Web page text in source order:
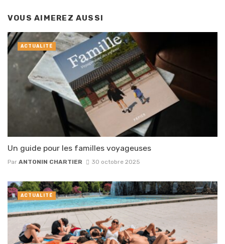
VOUS AIMEREZ AUSSI
Un guide pour les familles voyageuses
Par ANTONIN CHARTIER 30 octobre 2025
ACTUALITÉ
ACTUALITÉ